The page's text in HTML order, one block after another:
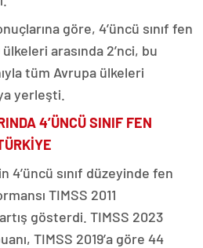
göre, 4’üncü sınıf fen
arasında 2’nci, bu
tüm Avrupa ülkeleri
yerleşti.
4’ÜNCÜ SINIF FEN
4’üncü sınıf düzeyinde fen
TIMSS 2011
gösterdi. TIMSS 2023
TIMSS 2019’a göre 44